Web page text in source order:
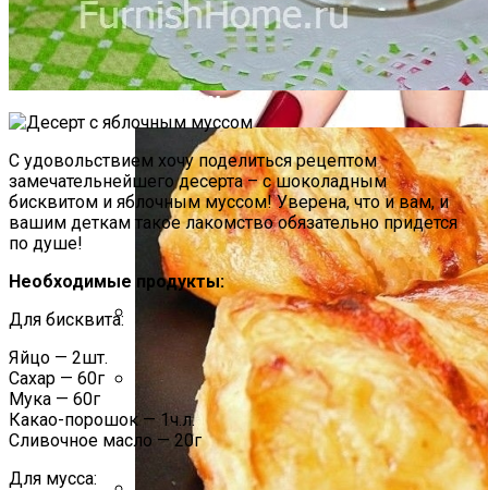
Как Повторно Использовать Воду
После Варки Риса
Маникюр Бордового Цвета
Мясной Рулет С Соевым Соусом И
Кунжутом
С удовольствием хочу поделиться рецептом
замечательнейшего десерта – с шоколадным
бисквитом и яблочным муссом! Уверена, что и вам, и
вашим деткам такое лакомство обязательно придется
по душе!
Необходимые продукты:
Для бисквита:
Яйцо — 2шт.
Сахар — 60г
Мука — 60г
Какао-порошок — 1ч.л.
Сливочное масло — 20г
Для мусса: